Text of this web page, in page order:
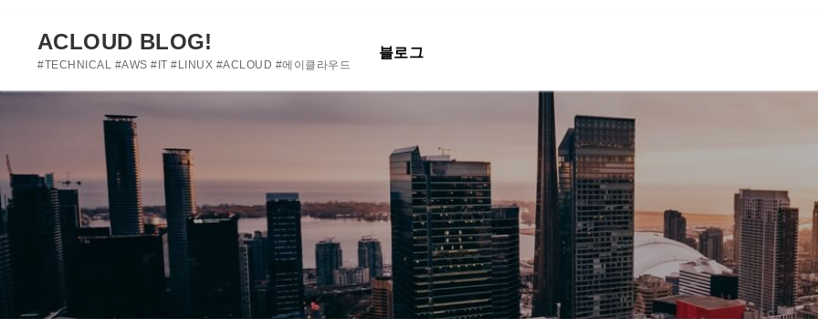
기
ACLOUD BLOG!
#TECHNICAL #AWS #IT #LINUX #ACLOUD #에이클라우드
블로그